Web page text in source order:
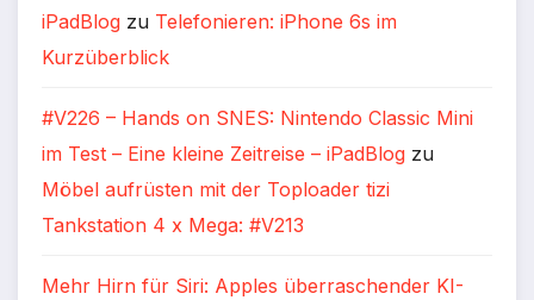
iPadBlog zu Telefonieren: iPhone 6s im
Kurzüberblick
#V226 – Hands on SNES: Nintendo Classic Mini
im Test – Eine kleine Zeitreise – iPadBlog zu
Möbel aufrüsten mit der Toploader tizi
Tankstation 4 x Mega: #V213
Mehr Hirn für Siri: Apples überraschender KI-